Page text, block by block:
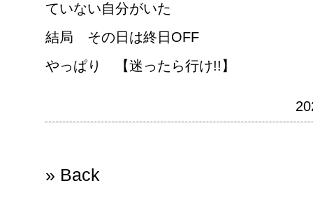
ていない自分がいた
結局 その日は終日OFF
やっぱり 【迷ったら行け!!】
» Back